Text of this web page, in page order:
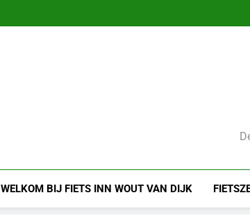
WELKOM BIJ FIETS INN WOUT VAN DIJK